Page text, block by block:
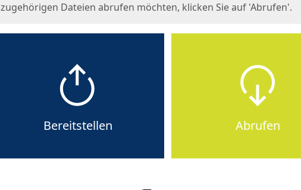
zugehörigen Dateien abrufen möchten, klicken Sie auf 'Abrufen'.
Bereitstellen Abrufen